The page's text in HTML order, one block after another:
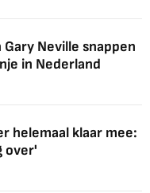
Neville snappen
in Nederland
helemaal klaar mee:
over'